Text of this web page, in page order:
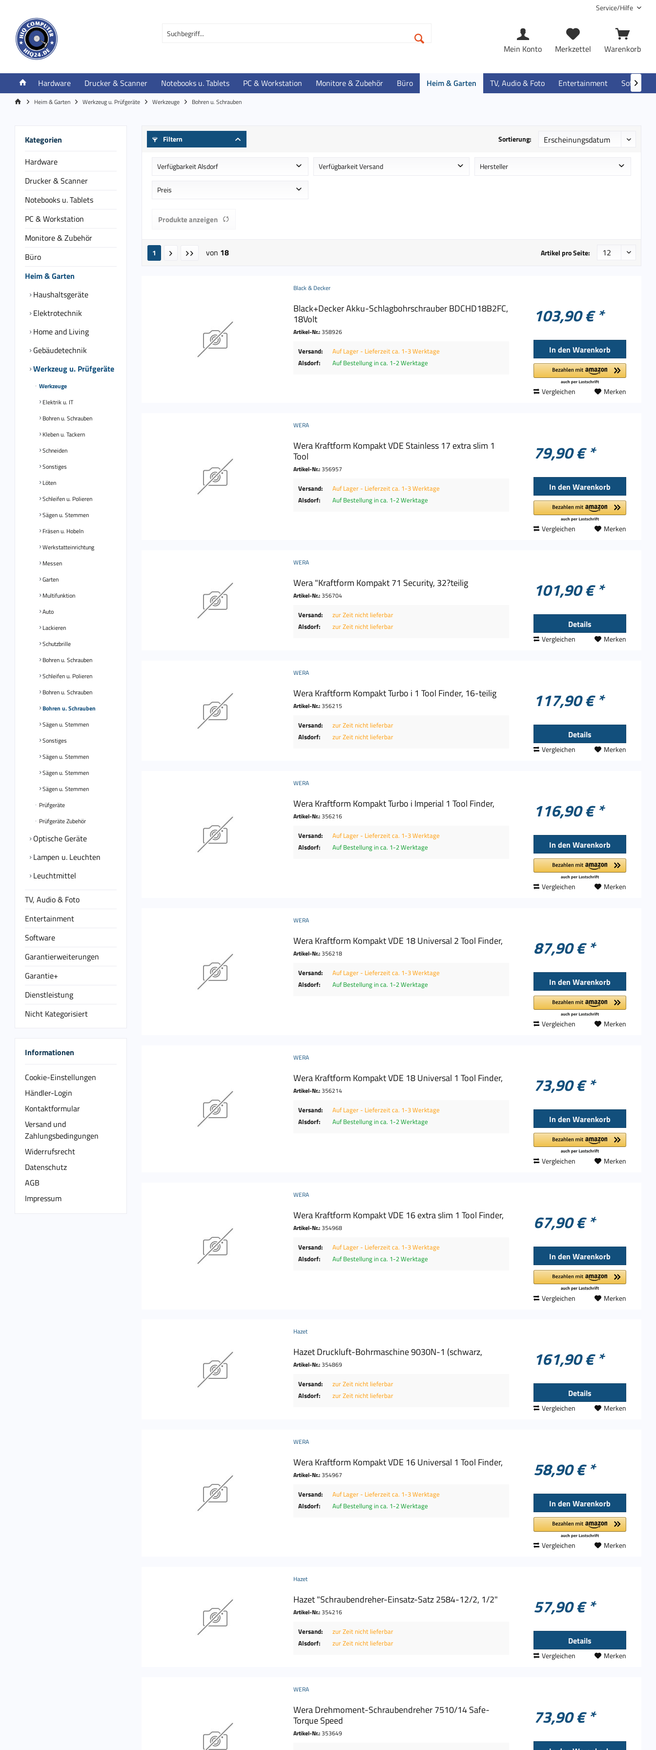
Service/Hilfe
Warenkorb
Merkzettel
Mein Konto
Hardware Drucker & Scanner Notebooks u. Tablets PC & Workstation Monitore & Zubehör Büro Heim & Garten TV, Audio & Foto Entertainment Software

Heim & Garten Werkzeug u. Prüfgeräte Werkzeuge Bohren u. Schrauben
Kategorien
Hardware
Drucker & Scanner
Notebooks u. Tablets
PC & Workstation
Monitore & Zubehör
Büro
Heim & Garten
Haushaltsgeräte
Elektrotechnik
Home and Living
Gebäudetechnik
Werkzeug u. Prüfgeräte
Werkzeuge
Elektrik u. IT
Bohren u. Schrauben
Kleben u. Tackern
Schneiden
Sonstiges
Löten
Schleifen u. Polieren
Sägen u. Stemmen
Fräsen u. Hobeln
Werkstatteinrichtung
Messen
Garten
Multifunktion
Auto
Lackieren
Schutzbrille
Bohren u. Schrauben
Schleifen u. Polieren
Bohren u. Schrauben
Bohren u. Schrauben
Sägen u. Stemmen
Sonstiges
Sägen u. Stemmen
Sägen u. Stemmen
Sägen u. Stemmen
Prüfgeräte
Prüfgeräte Zubehör
Optische Geräte
Lampen u. Leuchten
Leuchtmittel
TV, Audio & Foto
Entertainment
Software
Garantierweiterungen
Garantie+
Dienstleistung
Nicht Kategorisiert
Informationen
Cookie-Einstellungen
Händler-Login
Kontaktformular
Versand und
Zahlungsbedingungen
Widerrufsrecht
Datenschutz
AGB
Impressum
Filtern Sortierung:
Verfügbarkeit Alsdorf
Auf Bestellung in ca. 1-2 Werktage
Verfügbarkeit Versand Hersteller
Knipex
Logilink
Preis
von3,90 €bis
Produkte anzeigen
1 von 18 Artikel pro Seite:
Black & Decker
Black+Decker Akku-Schlagbohrschrauber BDCHD18B2FC,
18Volt
Artikel-Nr.:358926
Versand:
Auf Lager - Lieferzeit ca. 1-3 Werktage
Alsdorf:
Auf Bestellung in ca. 1-2 Werktage
103,90 € *
In den Warenkorb
Vergleichen Merken
WERA
Wera Kraftform Kompakt VDE Stainless 17 extra slim 1
Tool
Artikel-Nr.:356957
Versand:
Auf Lager - Lieferzeit ca. 1-3 Werktage
Alsdorf:
Auf Bestellung in ca. 1-2 Werktage
79,90 € *
In den Warenkorb
Vergleichen Merken
WERA
Wera "Kraftform Kompakt 71 Security, 32?teilig
Artikel-Nr.:356704
Versand:
zur Zeit nicht lieferbar
Alsdorf:
zur Zeit nicht lieferbar
101,90 € *
Details
Vergleichen Merken
WERA
Wera Kraftform Kompakt Turbo i 1 Tool Finder, 16-teilig
Artikel-Nr.:356215
Versand:
zur Zeit nicht lieferbar
Alsdorf:
zur Zeit nicht lieferbar
117,90 € *
Details
Vergleichen Merken
WERA
Wera Kraftform Kompakt Turbo i Imperial 1 Tool Finder,
Artikel-Nr.:356216
Versand:
Auf Lager - Lieferzeit ca. 1-3 Werktage
Alsdorf:
Auf Bestellung in ca. 1-2 Werktage
116,90 € *
In den Warenkorb
Vergleichen Merken
WERA
Wera Kraftform Kompakt VDE 18 Universal 2 Tool Finder,
Artikel-Nr.:356218
Versand:
Auf Lager - Lieferzeit ca. 1-3 Werktage
Alsdorf:
Auf Bestellung in ca. 1-2 Werktage
87,90 € *
In den Warenkorb
Vergleichen Merken
WERA
Wera Kraftform Kompakt VDE 18 Universal 1 Tool Finder,
Artikel-Nr.:356214
Versand:
Auf Lager - Lieferzeit ca. 1-3 Werktage
Alsdorf:
Auf Bestellung in ca. 1-2 Werktage
73,90 € *
In den Warenkorb
Vergleichen Merken
WERA
Wera Kraftform Kompakt VDE 16 extra slim 1 Tool Finder,
Artikel-Nr.:354968
Versand:
Auf Lager - Lieferzeit ca. 1-3 Werktage
Alsdorf:
Auf Bestellung in ca. 1-2 Werktage
67,90 € *
In den Warenkorb
Vergleichen Merken
Hazet
Hazet Druckluft-Bohrmaschine 9030N-1 (schwarz,
Artikel-Nr.:354869
Versand:
zur Zeit nicht lieferbar
Alsdorf:
zur Zeit nicht lieferbar
161,90 € *
Details
Vergleichen Merken
WERA
Wera Kraftform Kompakt VDE 16 Universal 1 Tool Finder,
Artikel-Nr.:354967
Versand:
Auf Lager - Lieferzeit ca. 1-3 Werktage
Alsdorf:
Auf Bestellung in ca. 1-2 Werktage
58,90 € *
In den Warenkorb
Vergleichen Merken
Hazet
Hazet "Schraubendreher-Einsatz-Satz 2584-12/2, 1/2"
Artikel-Nr.:354216
Versand:
zur Zeit nicht lieferbar
Alsdorf:
zur Zeit nicht lieferbar
57,90 € *
Details
Vergleichen Merken
WERA
Wera Drehmoment-Schraubendreher 7510/14 Safe-
Torque Speed
Artikel-Nr.:353649
73,90 € *